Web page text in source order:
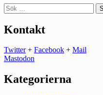
Sök
efter:
Kontakt
Twitter+ Facebook + Mail
Mastodon
Kategorierna